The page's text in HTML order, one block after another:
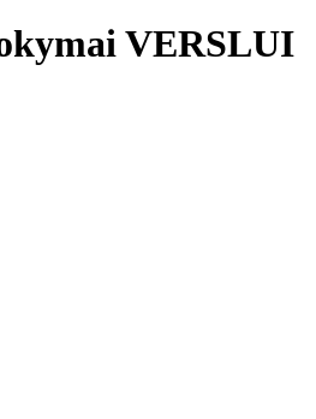
VERSLUI